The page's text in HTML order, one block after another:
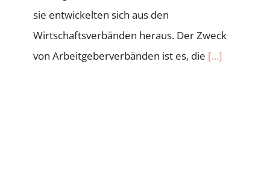
sie entwickelten sich aus den
Wirtschaftsverbänden heraus. Der Zweck
von Arbeitgeberverbänden ist es, die [...]